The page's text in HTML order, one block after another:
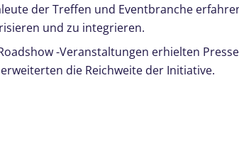
der Treffen und Eventbranche
und zu integrieren.
-Veranstaltungen erhielten
die Reichweite der Initiative.